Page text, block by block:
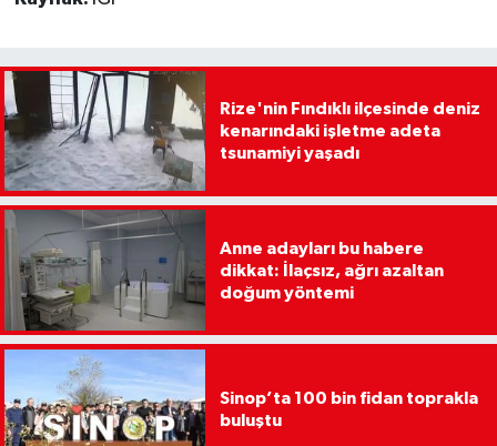
Rize'nin Fındıklı ilçesinde deniz
kenarındaki işletme adeta
tsunamiyi yaşadı
Anne adayları bu habere
dikkat: İlaçsız, ağrı azaltan
doğum yöntemi
Sinop’ta 100 bin fidan toprakla
buluştu